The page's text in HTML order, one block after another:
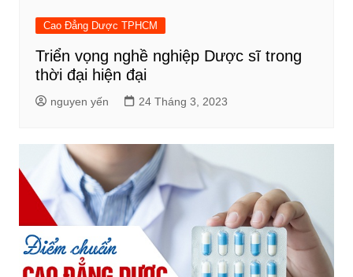
Cao Đẳng Dược TPHCM
Triển vọng nghề nghiệp Dược sĩ trong
thời đại hiện đại
nguyen yến 24 Tháng 3, 2023